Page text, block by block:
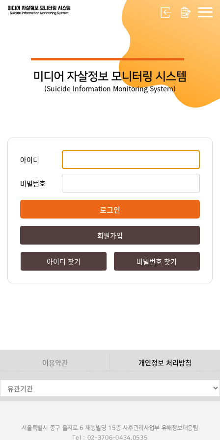
미디어 자살정보 모니터링 시스템
(Suicide Information Monitoring System)
아이디
비밀번호
로그인
회원가입
아이디 찾기 비밀번호 찾기
이용약관 개인정보 처리방침
서울특별시 중구 을지로 6 재능빌딩 15층 사후관리사업부 유해정보대응팀
Tel : 02-3706-0434,0535